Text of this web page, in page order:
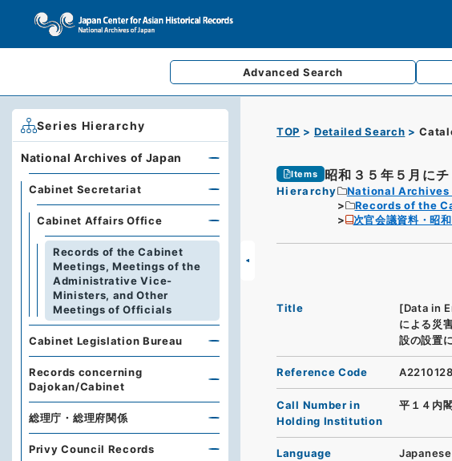
Advanced Search
TOP Detailed Search
Items 昭和３５年５月に
Hierarchy National Archives
Records of the
次官会議資料・昭
Title [Data in
による災
設の設置
Reference Code
Call Number in
Holding Institution
平１４内
Language Japanese
Series Hierarchy
National Archives of Japan
Cabinet Secretariat
Cabinet Affairs Office
Records of the Cabinet
Meetings, Meetings of the
Administrative Vice-
Ministers, and Other
Meetings of Officials
Cabinet Legislation Bureau
Records concerning
Dajokan/Cabinet
総理庁・総理府関係
Privy Council Records